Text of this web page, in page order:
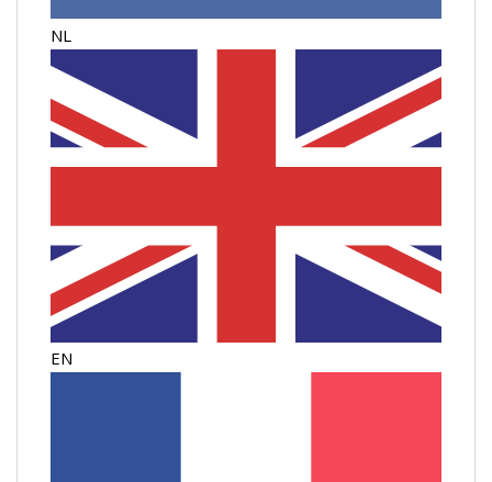
NL
EN